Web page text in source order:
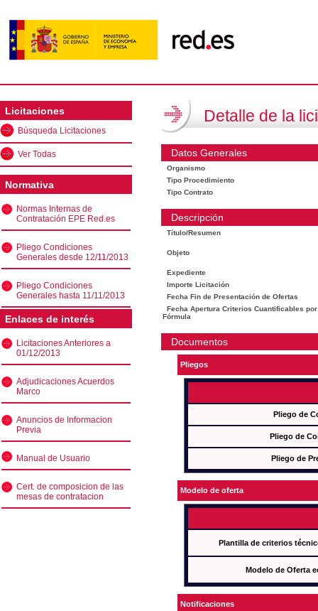
Licitaciones
Búsqueda Licitaciones
Ver Todas
Normativa
Normas Internas de
Contratación EPE Red.es
Pliego Condiciones
Generales desde 12/11/2013
Pliego Condiciones
Generales hasta 11/11/2013
Enlaces de interés
Licitaciones Anteriores a
01/12/2013
Adjudicaciones Acuerdos
Marco
Anuncios de Informacion
Previa
Manual de Usuario
Cert. de composicion de las
mesas de contratacion
Detalle de la
Datos Generales
Organismo
Tipo Procedimiento
Tipo Contrato
Descripción
Título/Resumen
Objeto
Expediente
Importe Licitación
Fecha Fin de Presentación de Ofertas
Fecha Apertura Criterios Cuantificables por
Fórmula
Documentos
Pliegos
Pliego de
Pliego de
Pliego de
Modelo de oferta
Plantilla de criterios
Modelo de Oferta
Notificaciones